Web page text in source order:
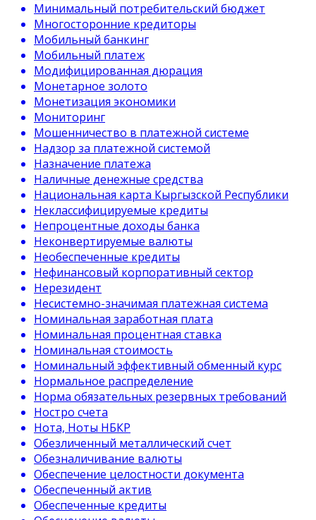
Минимальный потребительский бюджет
Многосторонние кредиторы
Мобильный банкинг
Мобильный платеж
Модифицированная дюрация
Монетарное золото
Монетизация экономики
Мониторинг
Мошенничество в платежной системе
Надзор за платежной системой
Назначение платежа
Наличные денежные средства
Национальная карта Кыргызской Республики
Неклассифицируемые кредиты
Непроцентные доходы банка
Неконвертируемые валюты
Необеспеченные кредиты
Нефинансовый корпоративный сектор
Нерезидент
Несистемно-значимая платежная система
Номинальная заработная плата
Номинальная процентная ставка
Номинальная стоимость
Номинальный эффективный обменный курс
Нормальное распределение
Норма обязательных резервных требований
Ностро счета
Нота, Ноты НБКР
Обезличенный металлический счет
Обезналичивание валюты
Обеспечение целостности документа
Обеспеченный актив
Обеспеченные кредиты